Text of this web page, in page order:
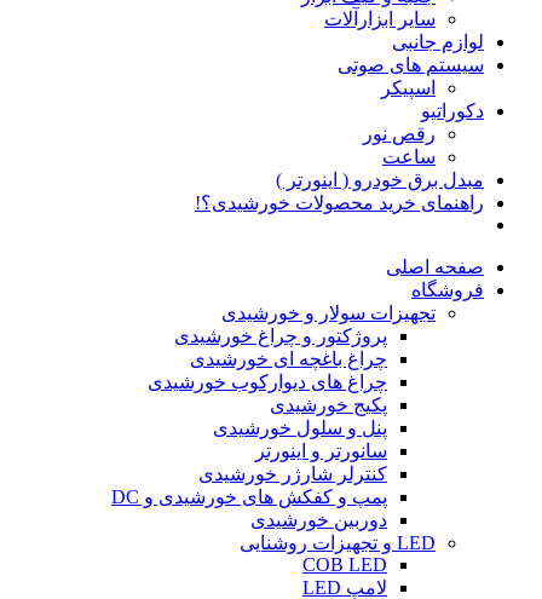
سایر ابزارآلات
لوازم جانبی
سیستم های صوتی
اسپیکر
دکوراتیو
رقص نور
ساعت
مبدل برق خودرو ( اینورتر )
راهنمای خرید محصولات خورشیدی؟!
صفحه اصلی
فروشگاه
تجهیزات سولار و خورشیدی
پروژکتور و چراغ خورشیدی
چراغ باغچه ای خورشیدی
چراغ های دیوارکوب خورشیدی
پکیج خورشیدی
پنل و سلول خورشیدی
سانورتر و اینورتر
کنترلر شارژر خورشیدی
پمپ و کفکش های خورشیدی و DC
دوربین خورشیدی
LED و تجهیزات روشنایی
COB LED
لامپ LED